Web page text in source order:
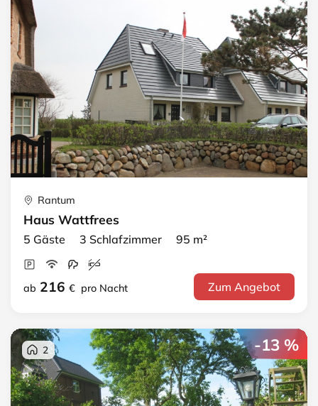
Rantum
Haus Wattfrees
5 Gäste 3 Schlafzimmer 95 m²
ab 216 € pro Nacht Zum Angebot
-13 %
2